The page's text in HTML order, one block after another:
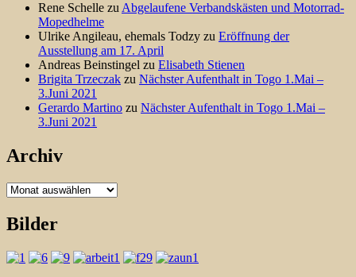
Rene Schelle zu Abgelaufene Verbandskästen und Motorrad-
Mopedhelme
Ulrike Angileau, ehemals Todzy zu Eröffnung der
Ausstellung am 17. April
Andreas Beinstingel zu Elisabeth Stienen
Brigita Trzeczak zu Nächster Aufenthalt in Togo 1.Mai –
3.Juni 2021
Gerardo Martino zu Nächster Aufenthalt in Togo 1.Mai –
3.Juni 2021
Archiv
Archiv
Bilder